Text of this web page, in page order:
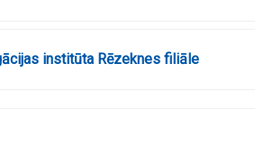
institūta Rēzeknes filiāle